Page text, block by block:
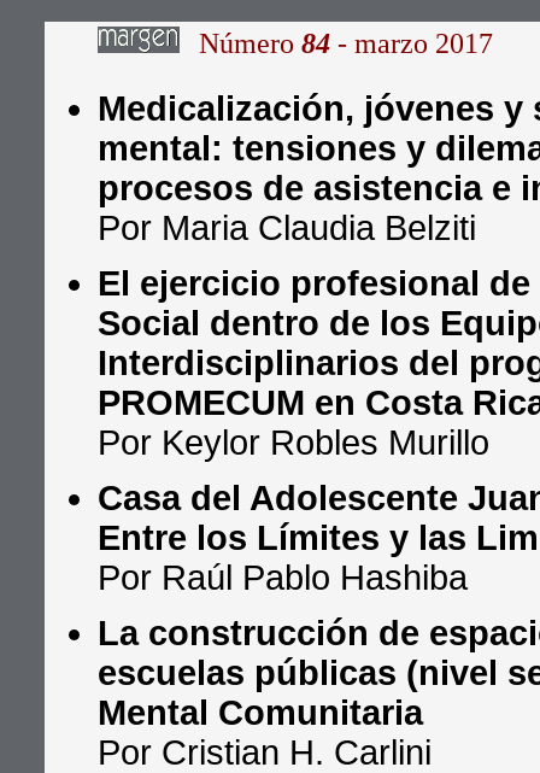
Número 84 - marzo 2017
Medicalización, jóvenes
mental: tensiones y
procesos de asistencia e
Por Maria Claudia Belziti
El ejercicio profesional de
Social dentro de los
Interdisciplinarios del
PROMECUM en Costa
Por Keylor Robles Murillo
Casa del Adolescente
Entre los Límites y las
Por Raúl Pablo Hashiba
La construcción de
escuelas públicas (nivel
Mental Comunitaria
Por Cristian H. Carlini